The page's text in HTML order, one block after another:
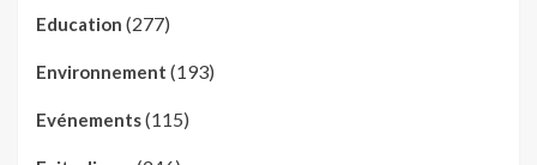
Education (277)
Environnement (193)
Evénements(115)